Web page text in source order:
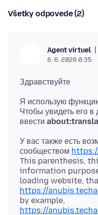
Všetky odpovede (2)
Agent virtuel
6. 6. 2026 0:35
Я использую
Чтобы увидеть его в
ввести
У вас также есть
сообществом
This parenthesis,
information
loading website,
https://
by example,
https://